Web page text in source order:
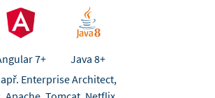
7+
Java 8+
Enterprise Architect,